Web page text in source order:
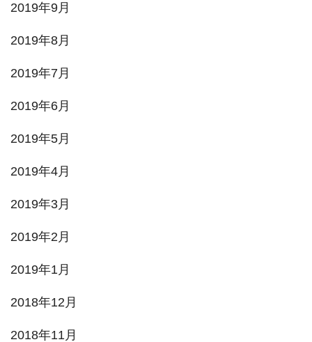
2019年9月
2019年8月
2019年7月
2019年6月
2019年5月
2019年4月
2019年3月
2019年2月
2019年1月
2018年12月
2018年11月